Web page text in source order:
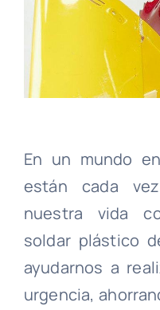
En un mundo
están cada
nuestra vida
soldar plástico
ayudarnos a
urgencia,